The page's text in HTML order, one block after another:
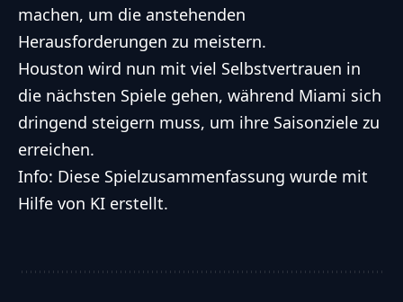
machen, um die anstehenden
Herausforderungen zu meistern.
Houston wird nun mit viel Selbstvertrauen in
die nächsten Spiele gehen, während Miami sich
dringend steigern muss, um ihre Saisonziele zu
erreichen.
Info: Diese Spielzusammenfassung wurde mit
Hilfe von KI erstellt.